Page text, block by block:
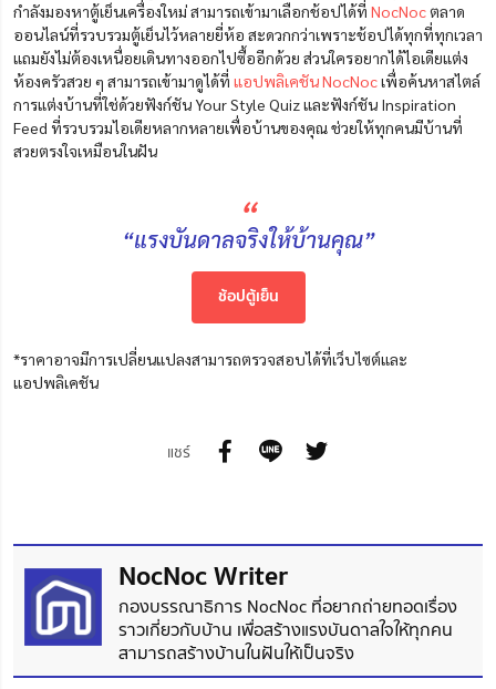
กำลังมองหาตู้เย็นเครื่องใหม่ สามารถเข้ามาเลือกช้อปได้ที่ NocNocตลาด
ออนไลน์ที่รวบรวมตู้เย็นไว้หลายยี่ห้อ สะดวกกว่าเพราะช้อปได้ทุกที่ทุกเวลา
แถมยังไม่ต้องเหนื่อยเดินทางออกไปซื้ออีกด้วย ส่วนใครอยากได้ไอเดียแต่ง
ห้องครัวสวย ๆ สามารถเข้ามาดูได้ที่ แอปพลิเคชัน NocNocเพื่อค้นหาสไตล์
การแต่งบ้านที่ใช่ด้วยฟังก์ชัน Your Style Quiz และฟังก์ชัน Inspiration
Feed ที่รวบรวมไอเดียหลากหลายเพื่อบ้านของคุณ ช่วยให้ทุกคนมีบ้านที่
สวยตรงใจเหมือนในฝัน
“
“แรงบันดาลจริงให้บ้านคุณ”
ช้อปตู้เย็น
*ราคาอาจมีการเปลี่ยนแปลงสามารถตรวจสอบได้ที่เว็บไซต์และ
แอปพลิเคชัน
แชร์
NocNoc Writer
กองบรรณาธิการ NocNoc ที่อยากถ่ายทอดเรื่อง
ราวเกี่ยวกับบ้าน เพื่อสร้างแรงบันดาลใจให้ทุกคน
สามารถสร้างบ้านในฝันให้เป็นจริง